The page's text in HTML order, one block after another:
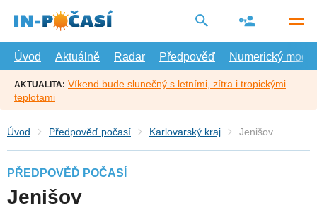
hlavní
Úvod
Aktuálně Radar Předpověď Numerický model
AKTUALITA: Víkend bude slunečný s letními, zítra i tropickými
teplotami
Úvod Předpověď počasí Karlovarský kraj Jenišov
PŘEDPOVĚĎ POČASÍ
Jenišov